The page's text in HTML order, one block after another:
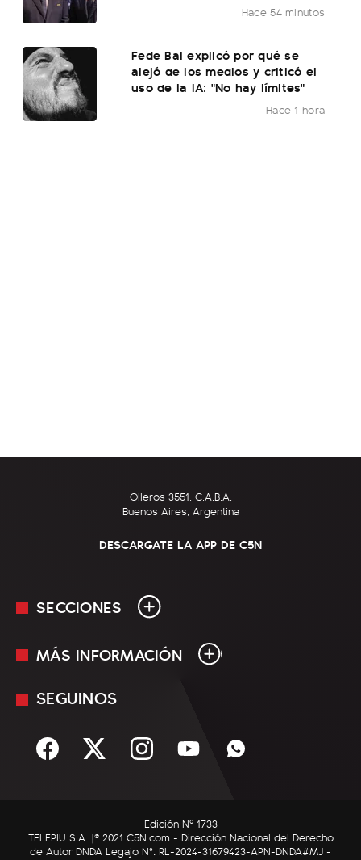
Hace 54 minutos
Fede Bal explicó por qué se
alejó de los medios y criticó el
uso de la IA: "No hay límites"
Hace 1 hora
Olleros 3551, C.A.B.A.
Buenos Aires, Argentina
DESCARGATE LA APP DE C5N
SECCIONES
En Vivo
Sociedad
C5N Autos
MÁS INFORMACIÓN
Mediakit
Términos y condiciones
SEGUINOS
Edición Nº 1733
TELEPIU S.A. |© 2021 C5N.com - Dirección Nacional del Derecho
de Autor DNDA Legajo N°: RL-2024-31679423-APN-DNDA#MJ -